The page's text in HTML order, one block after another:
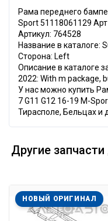
Рама переднего
Sport 51118061129
Артикул: 764528
Название в каталоге:
Сторона: Left
Описание в каталоге
2022: With m package,
У нас можно купить
7 G11 G12 16-19 M-
Тирасполе, Бельцах и
Другие
НОВЫЙ ОРИГИНАЛ